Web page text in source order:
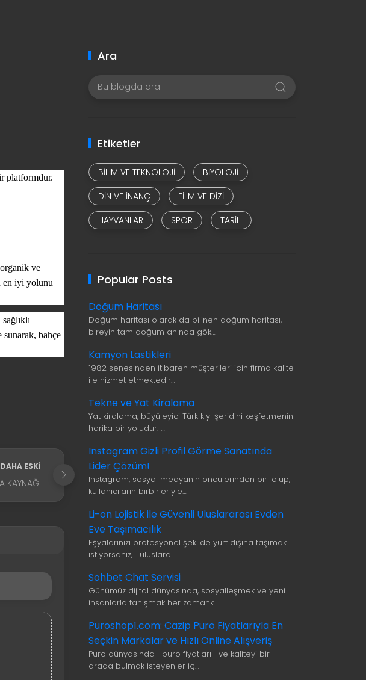
platformdur.
ve
en iyi yolunu
bahçe
DAHA ESKI
KAYNAĞI
Ara
Etiketler
BILIM VE TEKNOLOJI
BIYOLOJI
DIN VE INANÇ
FILM VE DIZI
HAYVANLAR
SPOR TARIH
Popular Posts
Doğum Haritası
Doğum haritası olarak da bilinen doğum haritası,
bireyin tam doğum anında gök…
Kamyon Lastikleri
1982 senesinden itibaren müşterileri için firma kalite
ile hizmet etmektedir…
Tekne ve Yat Kiralama
Yat kiralama, büyüleyici Türk kıyı şeridini keşfetmenin
harika bir yoludur. …
Instagram Gizli Profil Görme Sanatında
Lider Çözüm!
Instagram, sosyal medyanın öncülerinden biri olup,
kullanıcıların birbirleriyle…
Li-on Lojistik ile Güvenli Uluslararası Evden
Eve Taşımacılık
Eşyalarınızı profesyonel şekilde yurt dışına taşımak
istiyorsanız, uluslara…
Sohbet Chat Servisi
Günümüz dijital dünyasında, sosyalleşmek ve yeni
insanlarla tanışmak her zamank…
Puroshop1.com: Cazip Puro Fiyatlarıyla En
Seçkin Markalar ve Hızlı Online Alışveriş
Puro dünyasında puro fiyatları ve kaliteyi bir
arada bulmak isteyenler iç…